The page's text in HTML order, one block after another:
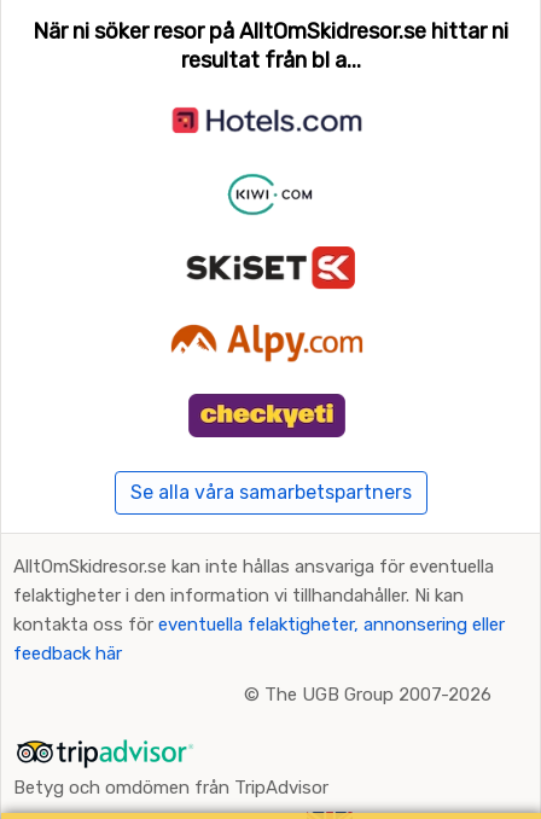
När ni söker resor på AlltOmSkidresor.se hittar ni
resultat från bl a...
Se alla våra samarbetspartners
AlltOmSkidresor.se kan inte hållas ansvariga för eventuella
felaktigheter i den information vi tillhandahåller. Ni kan
kontakta oss för eventuella felaktigheter, annonsering eller
feedback här
© The UGB Group 2007-2026
Betyg och omdömen från TripAdvisor